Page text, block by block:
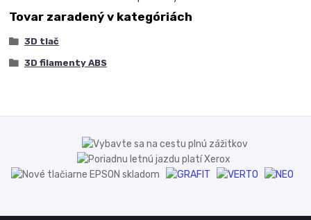
Tovar zaradený v kategóriách
3D tlač
3D filamenty ABS